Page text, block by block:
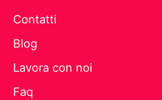
Contatti
Blog
Lavora con noi
Faq